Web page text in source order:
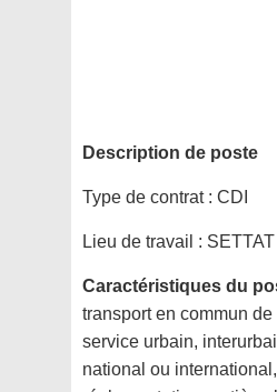
Description de poste
Type de contrat : CDI
Lieu de travail : SETTAT
Caractéristiques du
transport en commun
service urbain,
national ou